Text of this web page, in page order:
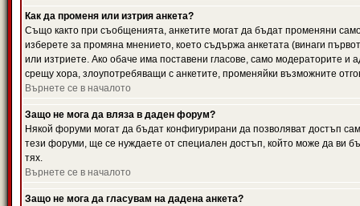
Как да променя или изтрия анкета?
Също както при съобщенията, анкетите могат да бъдат променяни
изберете за промяна мнението, което съдържа анкетата (винаги
или изтриете. Ако обаче има поставени гласове, само модераторите и
срещу хора, злоупотребяващи с анкетите, променяйки възможните
Върнете се в началото
Защо не мога да вляза в даден форум?
Някой форуми могат да бъдат конфигурирани да позволяват достъп
тези форуми, ще се нуждаете от специален достъп, който може да ви
тях.
Върнете се в началото
Защо не мога да гласувам на дадена анкета?